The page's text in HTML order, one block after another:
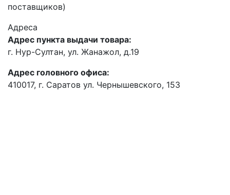
поставщиков)
Адреса
Адрес пункта выдачи товара:
г. Нур-Султан, ул. Жанажол, д.19
Адрес головного офиса:
410017, г. Саратов ул. Чернышевского, 153